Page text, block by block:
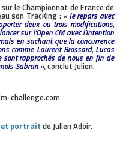
le Championnat de France de
son TracKing :« Je repars avec
deux ou trois modifications,
sur l’Open CM avec l’intention
en sachant que la concurrence
comme Laurent Brossard, Lucas
sont rapprochés de nous en fin de
Sabran », conclut Julien.
challenge.com
portrait de Julien Adoir.